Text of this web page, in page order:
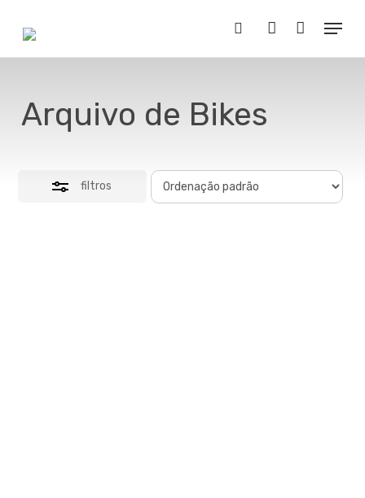
main
content
Buscar..account
Menu
Arquivo de Bikes
filtros
Close